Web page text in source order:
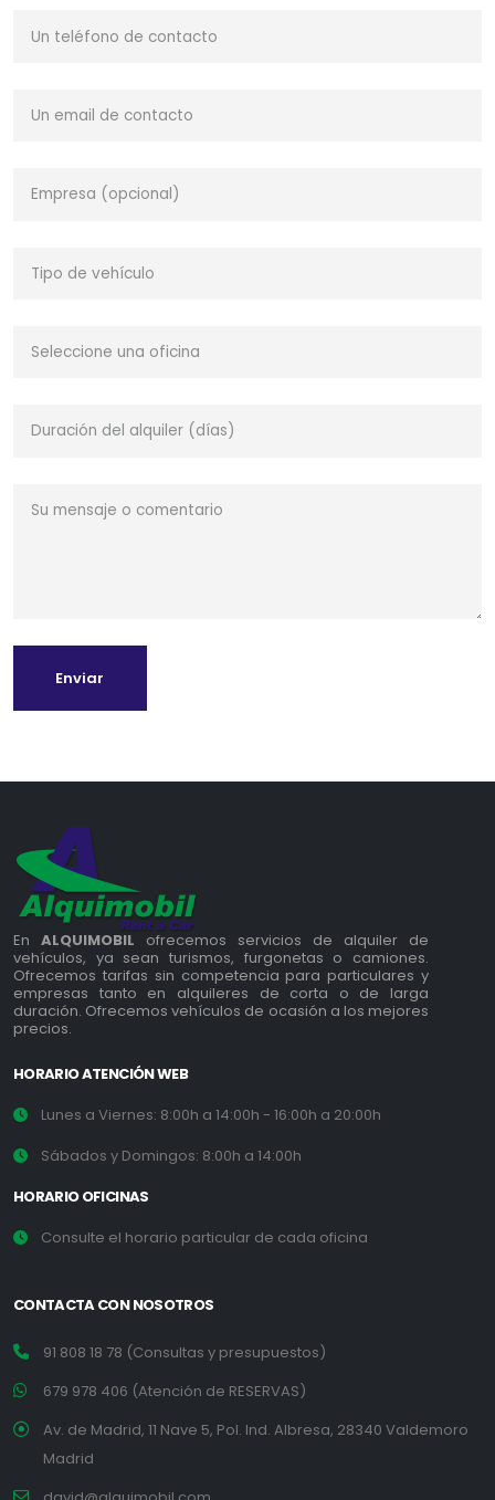
Enviar
En ALQUIMOBIL ofrecemos servicios de alquiler de
vehículos, ya sean turismos, furgonetas o camiones.
Ofrecemos tarifas sin competencia para particulares y
empresas tanto en alquileres de corta o de larga
duración. Ofrecemos vehículos de ocasión a los mejores
precios.
HORARIO ATENCIÓN WEB
Lunes a Viernes: 8:00h a 14:00h - 16:00h a 20:00h
Sábados y Domingos: 8:00h a 14:00h
HORARIO OFICINAS
Consulte el horario particular de cada oficina
CONTACTA CON NOSOTROS
91 808 18 78 (Consultas y presupuestos)
679 978 406 (Atención de RESERVAS)
Av. de Madrid, 11 Nave 5, Pol. Ind. Albresa, 28340 Valdemoro
Madrid